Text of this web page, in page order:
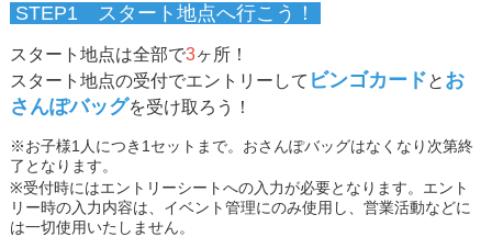
STEP1 スタート地点へ行こう！
スタート地点は全部で3ヶ所！
スタート地点の受付でエントリーして ビンゴカードと お
さんぽバッグを受け取ろう！
※お子様1人につき1セットまで。おさんぽバッグはなくなり次第終
了となります。
※受付時にはエントリーシートへの入力が必要となります。エント
リー時の入力内容は、イベント管理にのみ使用し、営業活動などに
は一切使用いたしません。